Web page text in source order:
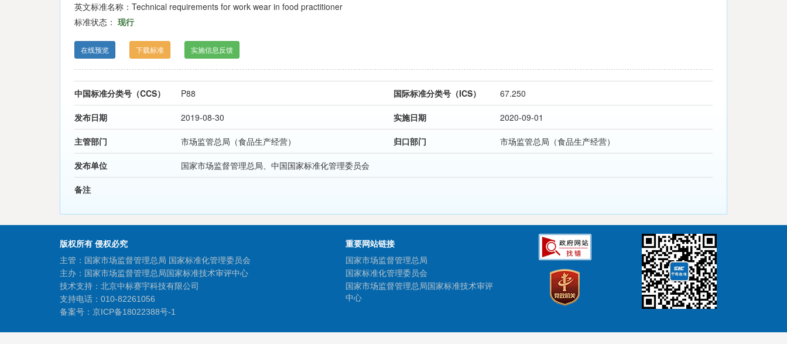
英文标准名称：Technical requirements for work wear in food practitioner
标准状态： 现行
在线预览 下载标准 实施信息反馈
中国标准分类号（CCS） P88 国际标准分类号（ICS） 67.250
发布日期 2019-08-30 实施日期 2020-09-01
主管部门 市场监管总局（食品生产经营） 归口部门 市场监管总局（食品生产经营）
发布单位 国家市场监督管理总局、中国国家标准化管理委员会
备注
版权所有 侵权必究
主管：国家市场监督管理总局 国家标准化管理委员会
主办：国家市场监督管理总局国家标准技术审评中心
技术支持：北京中标赛宇科技有限公司
支持电话：010-82261056
备案号： 京ICP备18022388号-1
重要网站链接
国家市场监督管理总局
国家标准化管理委员会
国家市场监督管理总局国家标准技术审评
中心